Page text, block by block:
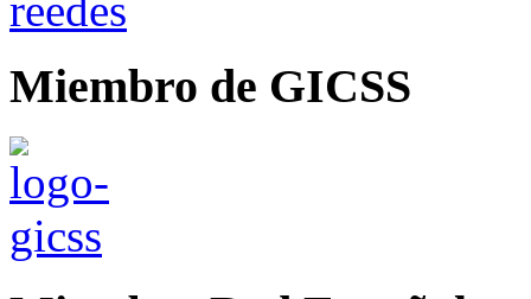
Miembro de GICSS